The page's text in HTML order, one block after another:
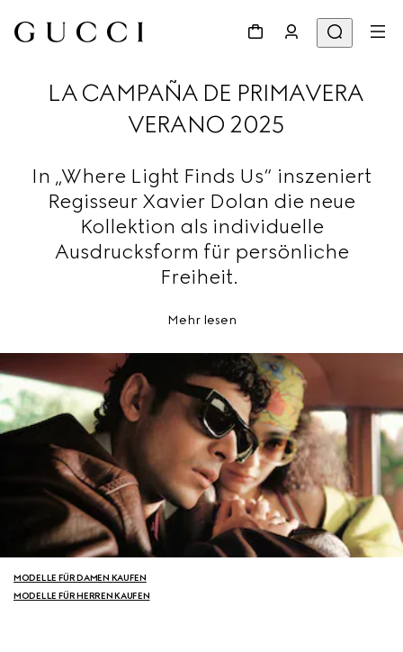
LA CAMPAÑA DE PRIMAVERA
VERANO 2025
In „Where Light Finds Us“ inszeniert
Regisseur Xavier Dolan die neue
Kollektion als individuelle
Ausdrucksform für persönliche
Freiheit.
Mehr lesen
MODELLE FÜR DAMEN KAUFEN
MODELLE FÜR HERREN KAUFEN